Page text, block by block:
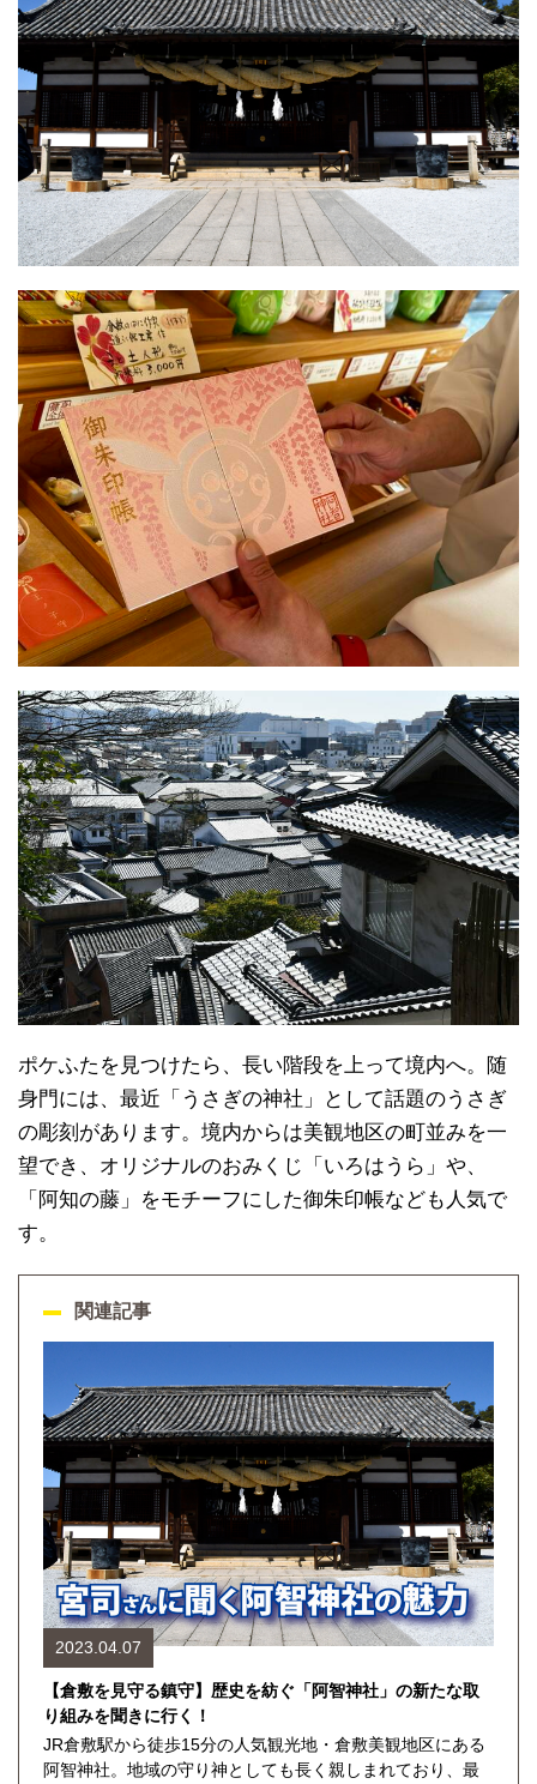
ポケふたを見つけたら、長い階段を上って境内へ。随
身門には、最近「うさぎの神社」として話題のうさぎ
の彫刻があります。境内からは美観地区の町並みを一
望でき、オリジナルのおみくじ「いろはうら」や、
「阿知の藤」をモチーフにした御朱印帳なども人気で
す。
関連記事
2023.04.07
【倉敷を見守る鎮守】歴史を紡ぐ「阿智神社」の新たな取
り組みを聞きに行く！
JR倉敷駅から徒歩15分の人気観光地・倉敷美観地区にある
阿智神社。地域の守り神としても長く親しまれており、最